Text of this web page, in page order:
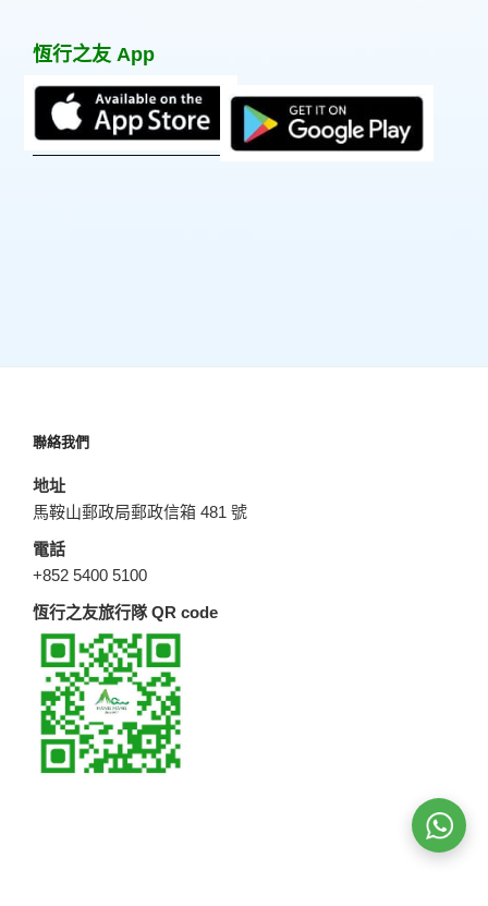
字:
恆行之友 App
聯絡我們
地址
馬鞍山郵政局郵政信箱 481 號
電話
+852 5400 5100
恆行之友旅行隊 QR code